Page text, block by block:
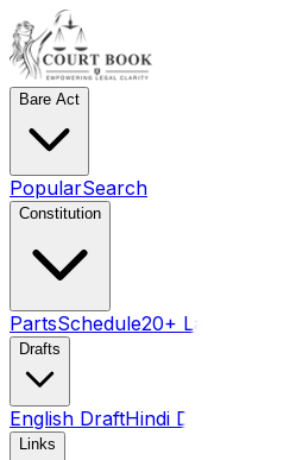
Bare Act
PopularSearch
Constitution
PartsSchedule20+ Language pdf
Drafts
English DraftHindi Draft
Links